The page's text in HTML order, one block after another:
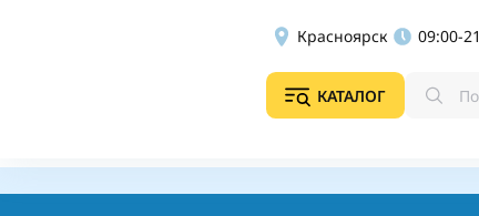
Красноярск 09:00-
КАТАЛОГ